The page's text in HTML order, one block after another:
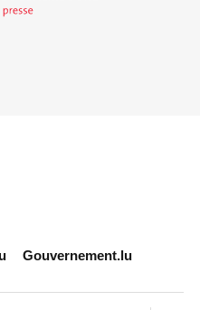
Gouvernement.lu